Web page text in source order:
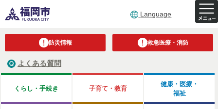
Language
防災情報 救急医療・消防
よくある質問
くらし・手続き 子育て・教育
健康・医療・
福祉